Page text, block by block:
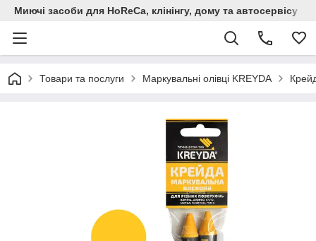
Миючi засоби для HoReCa, клінінгу, дому та автосервiсу
Товари та послуги Маркувальні олівці KREYDA